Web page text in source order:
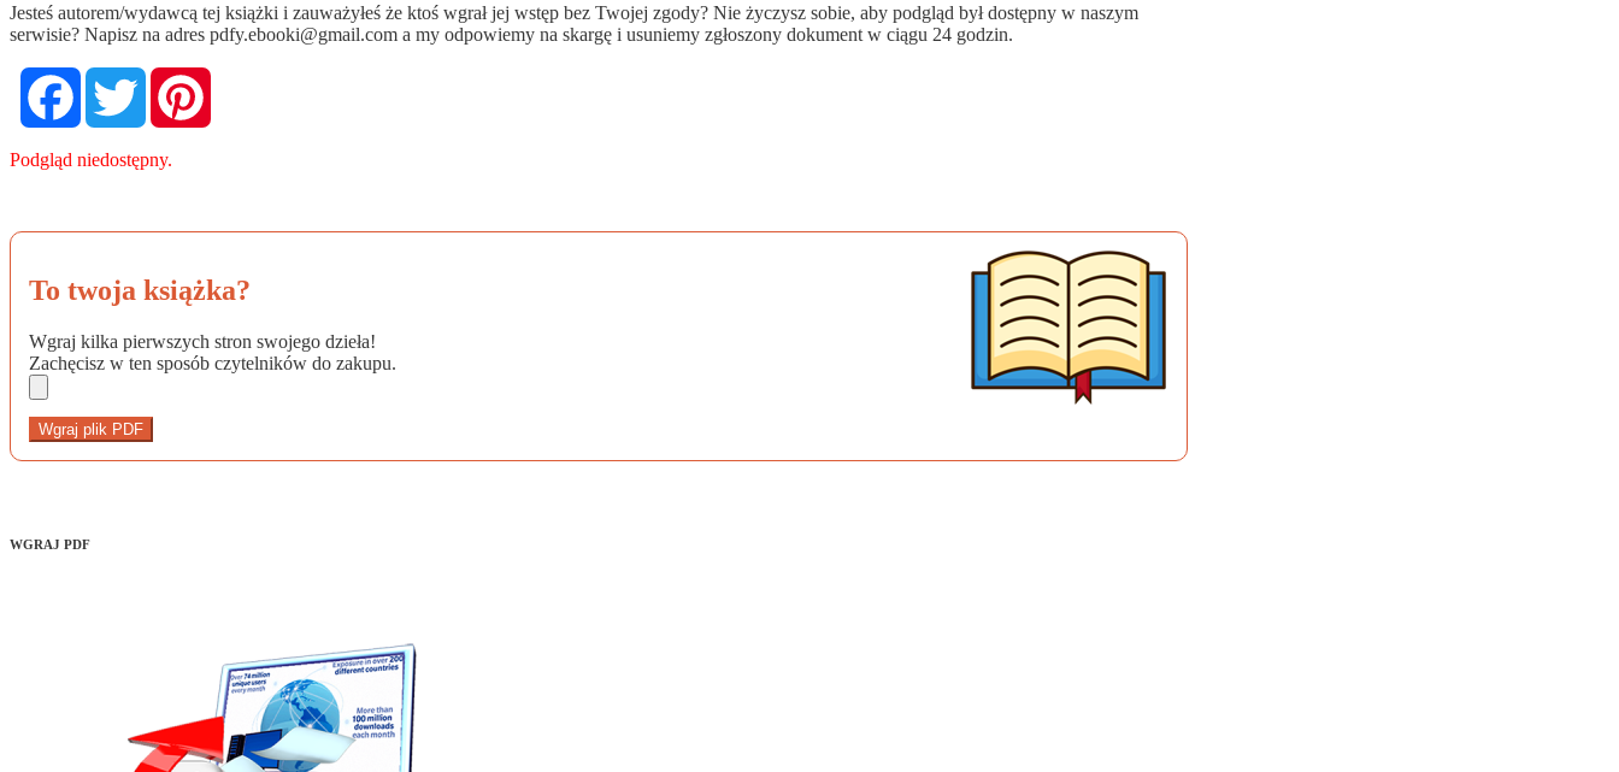
Jesteś autorem/wydawcą tej książki i zauważyłeś że ktoś wgrał jej wstęp bez Twojej zgody? Nie życzysz sobie, aby podgląd był dostępny w naszym
serwisie? Napisz na adres pdfy.ebooki@gmail.com a my odpowiemy na skargę i usuniemy zgłoszony dokument w ciągu 24 godzin.
FacebookTwitter
Podgląd niedostępny.
To twoja książka?
Wgraj kilka pierwszych stron swojego dzieła!
Zachęcisz w ten sposób czytelników do zakupu.
Wgraj plik PDF
WGRAJ PDF